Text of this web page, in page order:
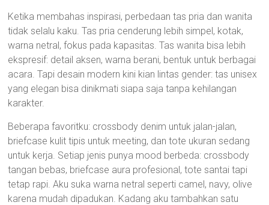
Ketika membahas inspirasi, perbedaan tas pria dan wanita
tidak selalu kaku. Tas pria cenderung lebih simpel, kotak,
warna netral, fokus pada kapasitas. Tas wanita bisa lebih
ekspresif: detail aksen, warna berani, bentuk untuk berbagai
acara. Tapi desain modern kini kian lintas gender: tas unisex
yang elegan bisa dinikmati siapa saja tanpa kehilangan
karakter.
Beberapa favoritku: crossbody denim untuk jalan-jalan,
briefcase kulit tipis untuk meeting, dan tote ukuran sedang
untuk kerja. Setiap jenis punya mood berbeda: crossbody
tangan bebas, briefcase aura profesional, tote santai tapi
tetap rapi. Aku suka warna netral seperti camel, navy, olive
karena mudah dipadukan. Kadang aku tambahkan satu